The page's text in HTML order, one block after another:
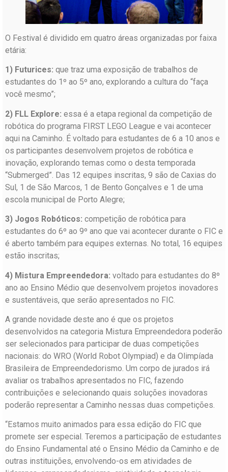
O Festival é dividido em quatro áreas organizadas por faixa
etária:
1) Futurices: que traz uma exposição de trabalhos de
estudantes do 1º ao 5º ano, explorando a cultura do “faça
você mesmo”;
2) FLL Explore: essa é a etapa regional da competição de
robótica do programa FIRST LEGO League e vai acontecer
aqui na Caminho. É voltado para estudantes de 6 a 10 anos e
os participantes desenvolvem projetos de robótica e
inovação, explorando temas como o desta temporada
“Submerged”. Das 12 equipes inscritas, 9 são de Caxias do
Sul, 1 de São Marcos, 1 de Bento Gonçalves e 1 de uma
escola municipal de Porto Alegre;
3) Jogos Robóticos: competição de robótica para
estudantes do 6º ao 9º ano que vai acontecer durante o FIC e
é aberto também para equipes externas. No total, 16 equipes
estão inscritas;
4) Mistura Empreendedora: voltado para estudantes do 8º
ano ao Ensino Médio que desenvolvem projetos inovadores
e sustentáveis, que serão apresentados no FIC.
A grande novidade deste ano é que os projetos
desenvolvidos na categoria Mistura Empreendedora poderão
ser selecionados para participar de duas competições
nacionais: do WRO (World Robot Olympiad) e da Olimpíada
Brasileira de Empreendedorismo. Um corpo de jurados irá
avaliar os trabalhos apresentados no FIC, fazendo
contribuições e selecionando quais soluções inovadoras
poderão representar a Caminho nessas duas competições.
“Estamos muito animados para essa edição do FIC que
promete ser especial. Teremos a participação de estudantes
do Ensino Fundamental até o Ensino Médio da Caminho e de
outras instituições, envolvendo-os em atividades de